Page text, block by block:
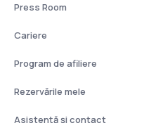
Press Room
Cariere
Program de afiliere
Rezervările mele
Asistenţă şi contact